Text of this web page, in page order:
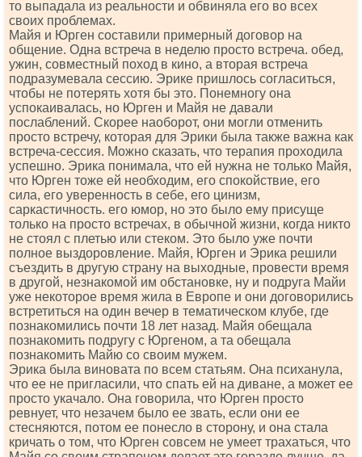
то выпадала из реальности и обвиняла его во всех
своих проблемах.
Майя и Юрген составили примерный договор на
общение. Одна встреча в неделю просто встреча. обед,
ужин, совместный поход в кино, а вторая встреча
подразумевала сессию. Эрике пришлось согласиться,
чтобы не потерять хотя бы это. Понемногу она
успокаивалась, но Юрген и Майя не давали
послаблений. Скорее наоборот, они могли отменить
просто встречу, которая для Эрики была также важна как
встреча-сессия. Можно сказать, что терапия проходила
успешно. Эрика понимала, что ей нужна не только Майя,
что Юрген тоже ей необходим, его спокойствие, его
сила, его уверенность в себе, его цинизм,
саркастичность. его юмор, но это было ему присуще
только на просто встречах, в обычной жизни, когда никто
не стоял с плетью или стеком. Это было уже почти
полное выздоровление. Майя, Юрген и Эрика решили
съездить в другую страну на выходные, провести время
в другой, незнакомой им обстановке, ну и подруга Майи
уже некоторое время жила в Европе и они договорились
встретиться на один вечер в тематическом клубе, где
познакомились почти 18 лет назад. Майя обещала
познакомить подругу с Юргеном, а та обещала
познакомить Майю со своим мужем.
Эрика была виновата по всем статьям. Она психанула,
что ее не пригласили, что спать ей на диване, а может ее
просто укачало. Она говорила, что Юрген просто
ревнует, что незачем было ее звать, если они ее
стесняются, потом ее понесло в сторону, и она стала
кричать о том, что Юрген совсем не умеет трахаться, что